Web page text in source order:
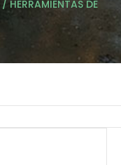
/ HERRAMIENTAS DE